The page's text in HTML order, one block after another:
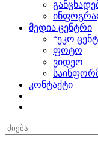
მედია ცენტრი
“ეკო
ფოტო
ვიდეო
კონტაქტი